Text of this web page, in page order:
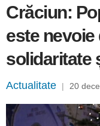
Crăciun:
este nevoie
solidaritate
Actualitate | 20